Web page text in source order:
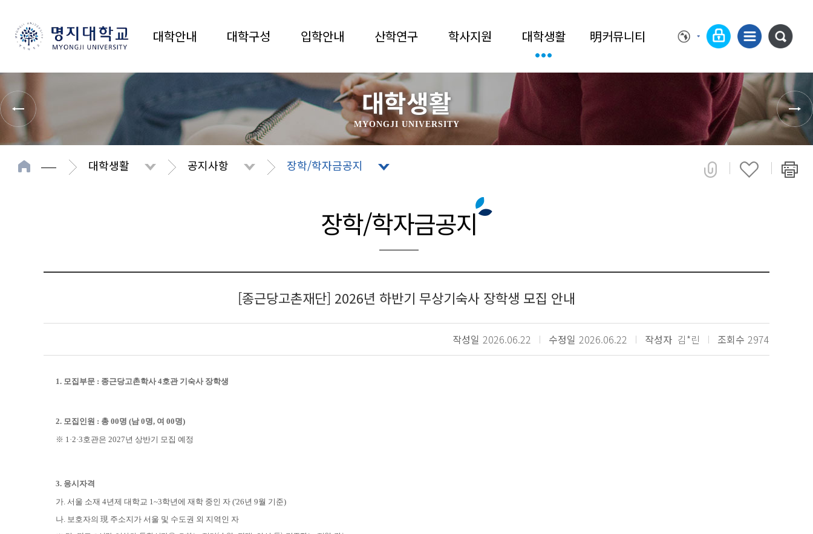
대학안내 대학구성 입학안내 산학연구 학사지원 대학생활 明커뮤니티
대학생활
MYONGJI UNIVERSITY
대학생활 공지사항 장학/학자금공지
장학/학자금공지
[종근당고촌재단] 2026년 하반기 무상기숙사 장학생 모집 안내
작성일 2026.06.22 수정일 2026.06.22 작성자 김*린 조회수 2974
1. 모집부문 : 종근당고촌학사 4호관 기숙사 장학생
2. 모집인원 : 총 00명 (남 0명, 여 00명)
※ 1·2·3호관은 2027년 상반기 모집 예정
3. 응시자격
가. 서울 소재 4년제 대학교 1~3학년에 재학 중인 자 ('26년 9월 기준)
나. 보호자의 現 주소지가 서울 및 수도권 외 지역인 자